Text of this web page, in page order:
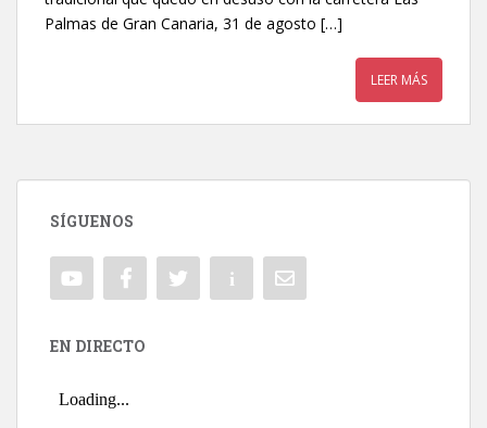
Palmas de Gran Canaria, 31 de agosto […]
LEER MÁS
SÍGUENOS
EN DIRECTO